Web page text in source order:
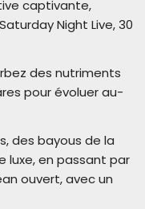
captivante,
Night Live, 30
des nutriments
pour évoluer au-
des bayous de la
luxe, en passant par
ouvert, avec un